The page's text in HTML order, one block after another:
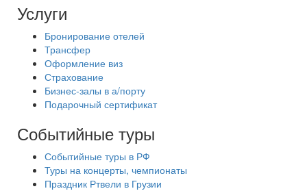
Услуги
Бронирование отелей
Трансфер
Оформление виз
Страхование
Бизнес-залы в а/порту
Подарочный сертификат
Событийные туры
Событийные туры в РФ
Туры на концерты, чемпионаты
Праздник Ртвели в Грузии